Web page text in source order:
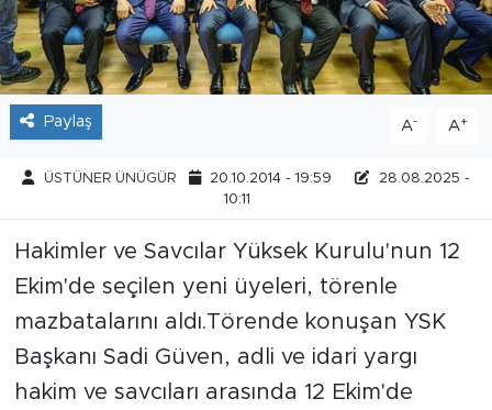
Paylaş A- A+
ÜSTÜNER ÜNÜGÜR 20.10.2014 - 19:59
28.08.2025 -
10:11
Hakimler ve Savcılar Yüksek Kurulu'nun 12
Ekim'de seçilen yeni üyeleri, törenle
mazbatalarını aldı.Törende konuşan YSK
Başkanı Sadi Güven, adli ve idari yargı
hakim ve savcıları arasında 12 Ekim'de
Tarihçe
Resmi İlanlar
Teknoloji
Politika